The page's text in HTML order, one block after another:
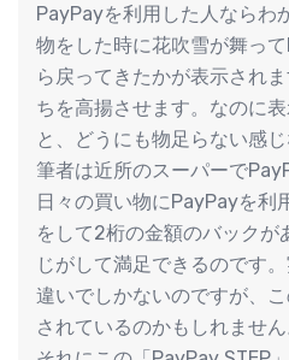
PayPayを利用した人ならわ
物をした時に花吹雪が舞っ
ら戻ってきたかが表示され
ちを高揚させます。なのに
と、どうにも物足らない感じ
筆者は近所のスーパーで
日々の買い物にPayPayを利
をして2桁の金額のバックが
じがして満足できるのです
違いでしかないのですが、
されているのかもしれません